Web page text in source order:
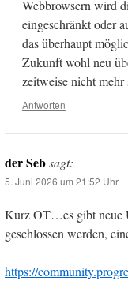
Webbrowsern wird
eingeschränkt oder
das überhaupt
Zukunft wohl neu
zeitweise nicht
Antworten
der Sebsagt:
5. Juni 2026 um 21:52 Uhr
Kurz OT…es gibt neue
geschlossen werden,
https://